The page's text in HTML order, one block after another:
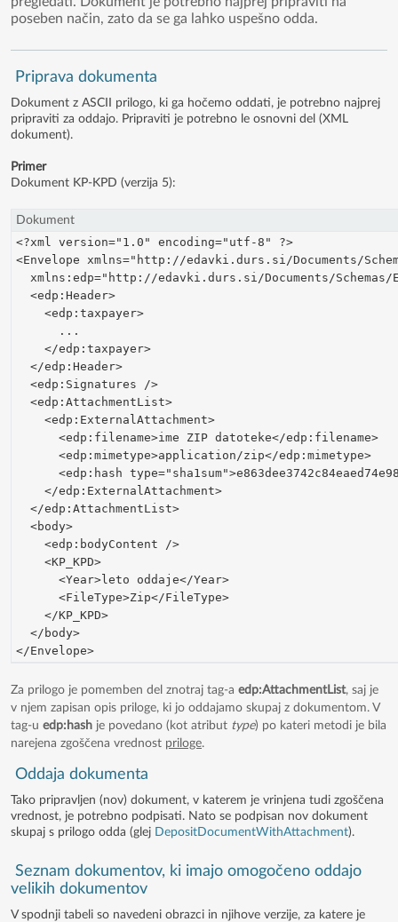
poseben način, zato da se ga lahko uspešno odda.
Priprava dokumenta
Dokument z ASCII prilogo, ki ga hočemo oddati, je potrebno najprej
pripraviti za oddajo. Pripraviti je potrebno le osnovni del (XML
dokument).
Primer
Dokument KP-KPD (verzija 5):
Dokument
<?xml version="1.0" encoding="utf-8" ?>
<Envelope xmlns="http://edavki.durs.si/Documents/
xmlns:edp="http://edavki.durs.si/Documents/Schemas/
  <edp:Header>
    <edp:taxpayer>
      ...
    </edp:taxpayer>
  </edp:Header>
  <edp:Signatures />
  <edp:AttachmentList>
    <edp:ExternalAttachment>
      <edp:filename>ime ZIP datoteke</edp:filename>
      <edp:mimetype>application/zip</edp:mimetype>
<edp:hash
    </edp:ExternalAttachment>
  </edp:AttachmentList>
  <body>
    <edp:bodyContent />
    <KP_KPD>
      <Year>leto oddaje</Year>
      <FileType>Zip</FileType>
    </KP_KPD>
  </body>
</Envelope>
Za prilogo je pomemben del znotraj tag-a edp:AttachmentList, saj je
v njem zapisan opis priloge, ki jo oddajamo skupaj z dokumentom. V
tag-u edp:hash je povedano (kot atribut type) po kateri metodi je bila
narejena zgoščena vrednost priloge.
Oddaja dokumenta
Tako pripravljen (nov) dokument, v katerem je vrinjena tudi zgoščena
vrednost, je potrebno podpisati. Nato se podpisan nov dokument
skupaj s prilogo odda (glej DepositDocumentWithAttachment).
Seznam dokumentov, ki imajo omogočeno oddajo
velikih dokumentov
V spodnji tabeli so navedeni obrazci in njihove verzije, za katere je